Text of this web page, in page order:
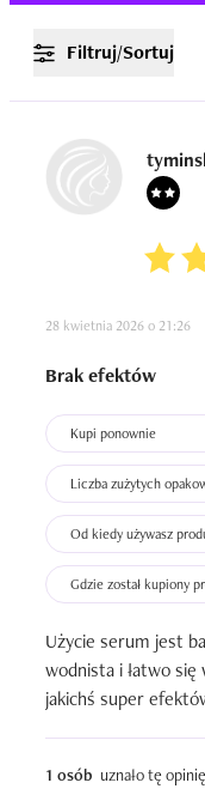
Filtruj/Sortuj
28 kwietnia 2026 o 21:26
Brak efektów
Kupi ponownie
Liczba zużytych
Od kiedy używasz
Gdzie został kupiony
Użycie serum jest
wodnista i łatwo się
jakichś super
1 osób uznało tę